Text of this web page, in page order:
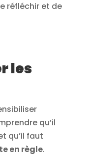
réfléchir et de
les
qu’il
qu’il faut
en règle.